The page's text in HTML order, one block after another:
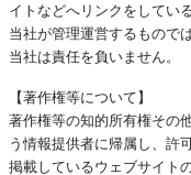
イトなどへリンクをしてい
当社が管理運営するもので
当社は責任を負いません。
【著作権等について】
著作権等の知的所有権その
う情報提供者に帰属し、許
掲載しているウェブサイト